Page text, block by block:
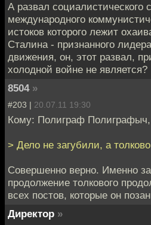
А развал социалистического
международного
истоков которого лежит
Сталина - признанного
движения, он, этот развал,
холодной войне не является?
8504 »
#203 | 20.07.11 19:30
Кому: Полиграф Полиграфыч,
> Дело не загубили, а
Совершенно верно. Именно
продолжение толкового
всех постов, которые он
Директор »